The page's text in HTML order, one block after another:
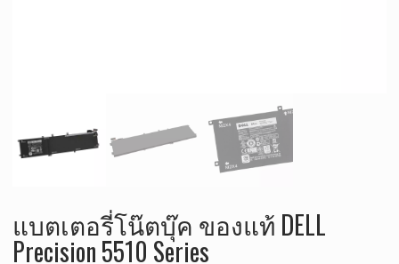
แบตเตอรี่โน๊ตบุ๊ค ของแท้ DELL
Precision 5510 Series